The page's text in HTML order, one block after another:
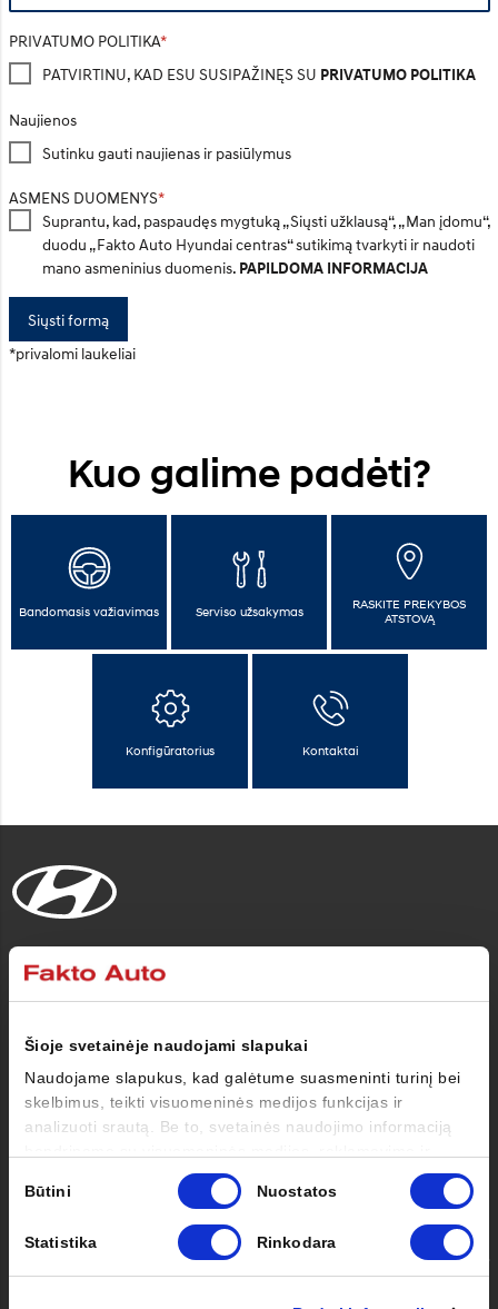
Šioje svetainėje naudojami slapukai
Naudojame slapukus, kad galėtume suasmeninti turinį bei
skelbimus, teikti visuomeninės medijos funkcijas ir
analizuoti srautą. Be to, svetainės naudojimo informaciją
analizės partneriais, kurie gali ją pridėti prie kitos jūsų
pateiktos arba naudojant paslaugas surinktos informacijos.
Būtini Nuostatos
Statistika Rinkodara
PRIVATUMO POLITIKA
PATVIRTINU, KAD ESU SUSIPAŽINĘS SU PRIVATUMO POLITIKA
Naujienos
Sutinku gauti naujienas ir pasiūlymus
ASMENS DUOMENYS
Suprantu, kad, paspaudęs mygtuką „Siųsti užklausą“, „Man įdomu“,
duodu „Fakto Auto Hyundai centras“ sutikimą tvarkyti ir naudoti
mano asmeninius duomenis. PAPILDOMA INFORMACIJA
Siųsti formą
*privalomi laukeliai
Kuo galime padėti?
Bandomasis važiavimas Serviso užsakymas
RASKITE PREKYBOS
ATSTOVĄ
Konfigūratorius Kontaktai
Automobiliai
Pirkėjui
Savininkui